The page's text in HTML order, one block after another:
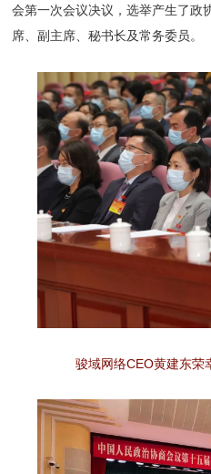
会第一次会议决议，选举产生了政
席、副主席、秘书长及常务委员。
骏域网络CEO黄建东荣